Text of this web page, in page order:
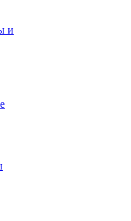
и